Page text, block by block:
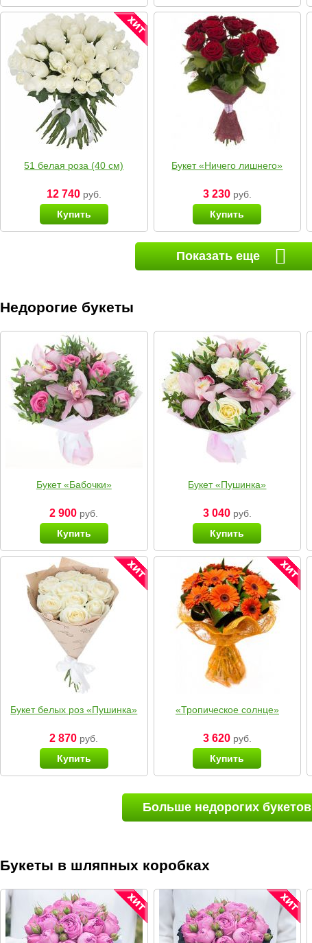
51 белая роза (40 см)
12 740руб.
Купить
Букет «Ничего лишнего»
3 230руб.
Купить
Показать еще
Недорогие букеты
Букет «Бабочки»
2 900 руб.
Купить
Букет «Пушинка»
3 040руб.
Купить
Букет белых роз «Пушинка»
2 870 руб.
Купить
«Тропическое солнце»
3 620руб.
Купить
Больше недорогих букетов
Букеты в шляпных коробках